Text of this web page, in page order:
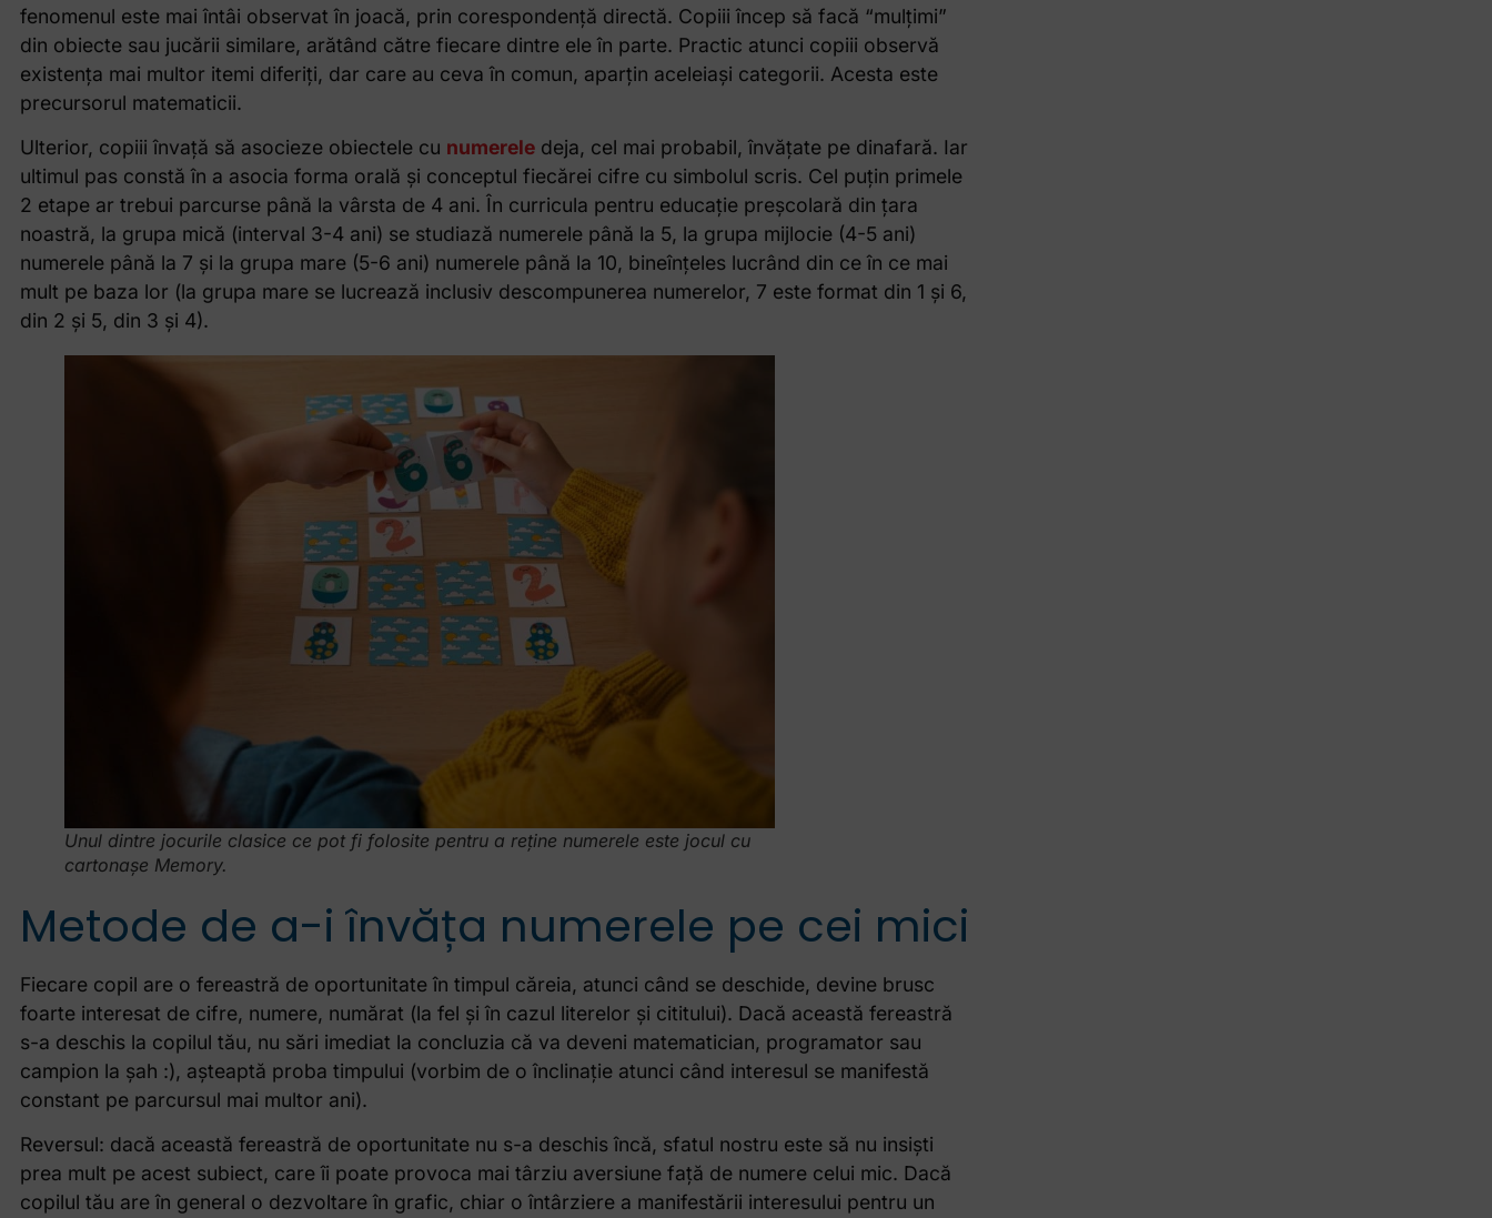
fenomenul este mai întâi observat în joacă, prin corespondență directă. Copiii încep să facă “mulțimi”
din obiecte sau jucării similare, arătând către fiecare dintre ele în parte. Practic atunci copiii observă
existența mai multor itemi diferiți, dar care au ceva în comun, aparțin aceleiași categorii. Acesta este
precursorul matematicii.
Ulterior, copiii învață să asocieze obiectele cu numereledeja, cel mai probabil, învățate pe dinafară. Iar
ultimul pas constă în a asocia forma orală și conceptul fiecărei cifre cu simbolul scris. Cel puțin primele
2 etape ar trebui parcurse până la vârsta de 4 ani. În curricula pentru educație preșcolară din țara
noastră, la grupa mică (interval 3-4 ani) se studiază numerele până la 5, la grupa mijlocie (4-5 ani)
numerele până la 7 și la grupa mare (5-6 ani) numerele până la 10, bineînțeles lucrând din ce în ce mai
mult pe baza lor (la grupa mare se lucrează inclusiv descompunerea numerelor, 7 este format din 1 și 6,
din 2 și 5, din 3 și 4).
Unul dintre jocurile clasice ce pot fi folosite pentru a reține numerele este jocul cu
cartonașe Memory.
Metode de a-i învăța numerele pe cei mici
Fiecare copil are o fereastră de oportunitate în timpul căreia, atunci când se deschide, devine brusc
foarte interesat de cifre, numere, numărat (la fel și în cazul literelor și cititului). Dacă această fereastră
s-a deschis la copilul tău, nu sări imediat la concluzia că va deveni matematician, programator sau
campion la șah :), așteaptă proba timpului (vorbim de o înclinație atunci când interesul se manifestă
constant pe parcursul mai multor ani).
Reversul: dacă această fereastră de oportunitate nu s-a deschis încă, sfatul nostru este să nu insiști
prea mult pe acest subiect, care îi poate provoca mai târziu aversiune față de numere celui mic. Dacă
copilul tău are în general o dezvoltare în grafic, chiar o întârziere a manifestării interesului pentru un